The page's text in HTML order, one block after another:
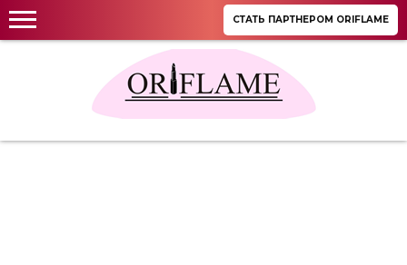
СТАТЬ ПАРТНЕРОМ ORIFLAME